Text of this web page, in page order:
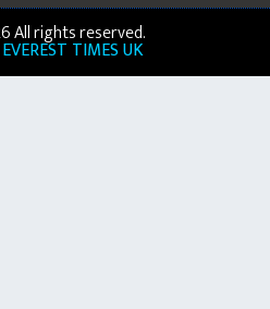
All rights reserved.
EVEREST TIMES UK